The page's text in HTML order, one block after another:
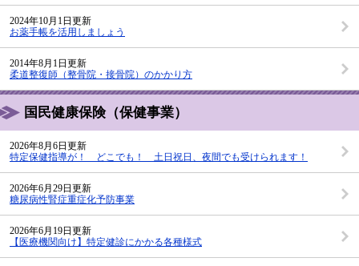
2024年10月1日更新
お薬手帳を活用しましょう
2014年8月1日更新
柔道整復師（整骨院・接骨院）のかかり方
国民健康保険（保健事業）
2026年8月6日更新
特定保健指導が！ どこでも！ 土日祝日、夜間でも受けられます！
2026年6月29日更新
糖尿病性腎症重症化予防事業
2026年6月19日更新
【医療機関向け】特定健診にかかる各種様式